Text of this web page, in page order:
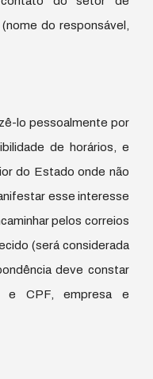
do responsável,
lo pessoalmente por
de horários, e
do Estado onde não
esse interesse
pelos correios
(será considerada
deve constar
e CPF, empresa e